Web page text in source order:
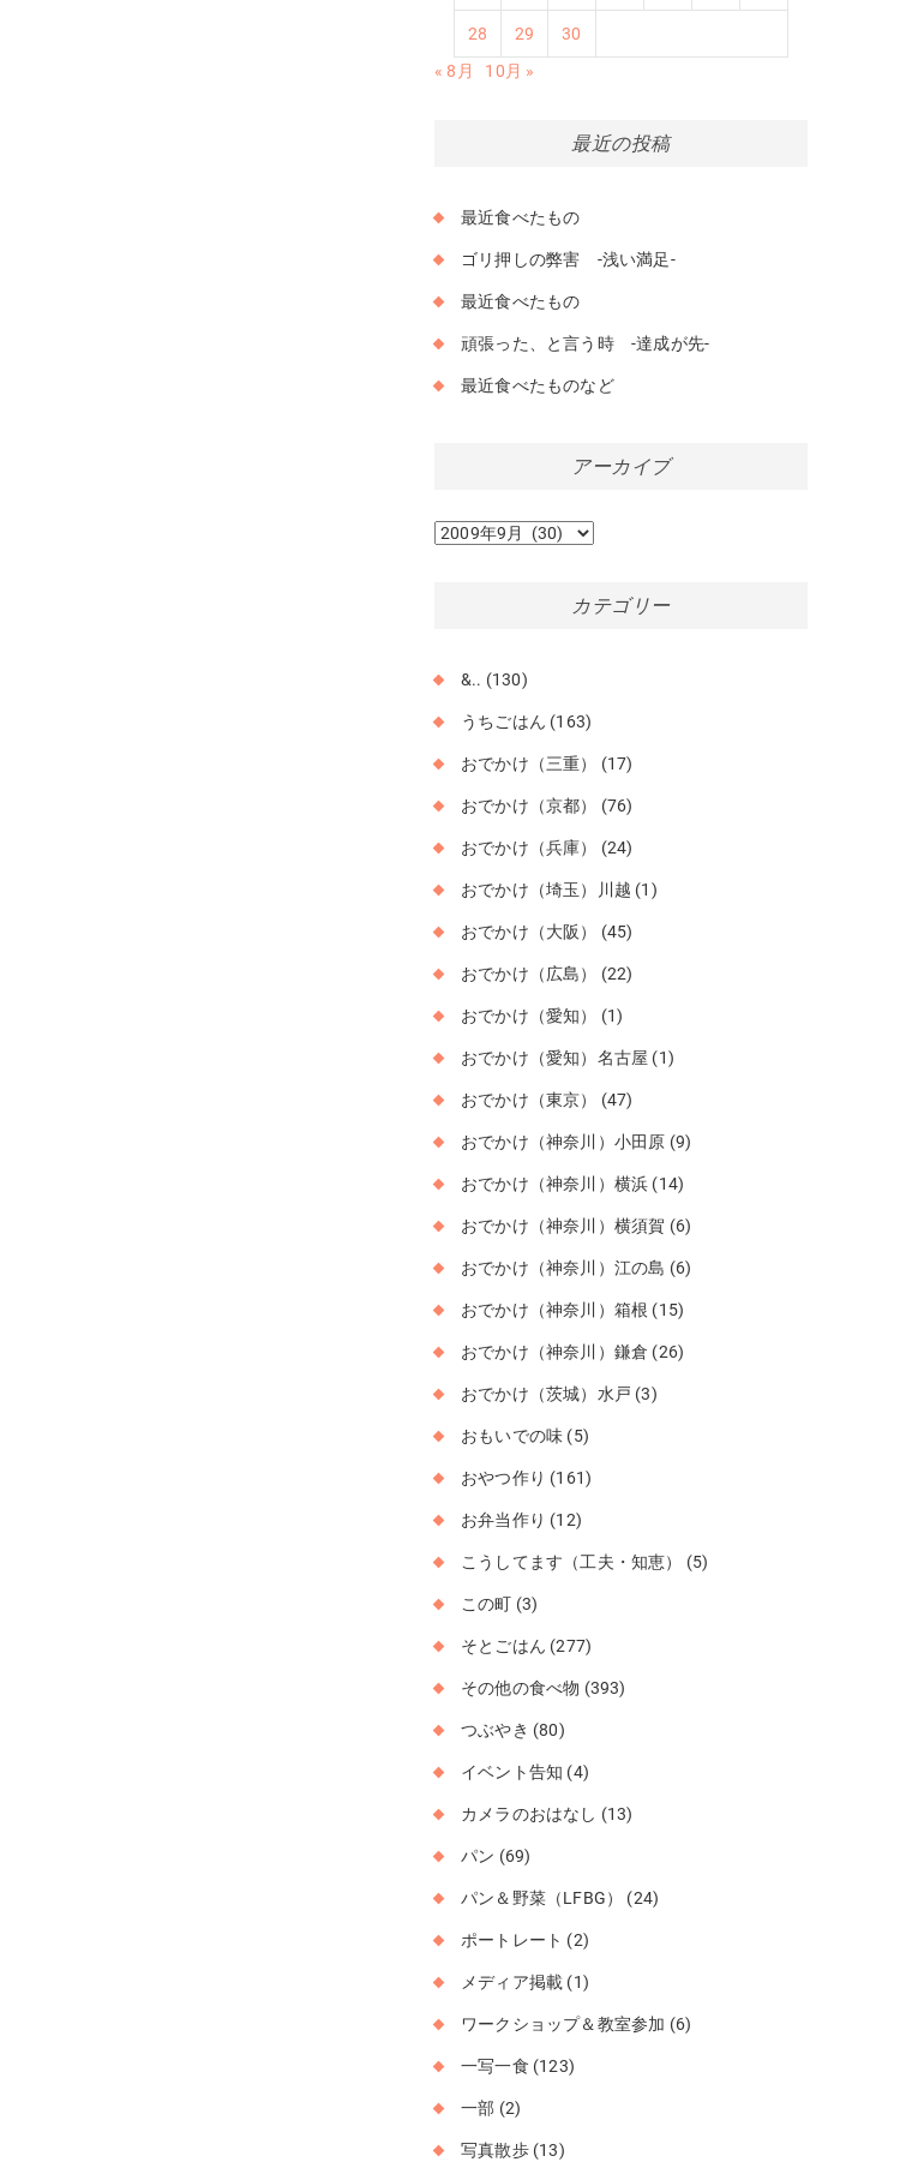
28 29
30
« 8月
10月 »
最近の投稿
最近食べたもの
ゴリ押しの弊害 -浅い満足-
最近食べたもの
頑張った、と言う時 -達成が先-
最近食べたものなど
アーカイブ
ア
カテゴリー
&.. (130)
うちごはん (163)
おでかけ（三重） (17)
おでかけ（京都） (76)
おでかけ（兵庫） (24)
おでかけ（埼玉）川越 (1)
おでかけ（大阪） (45)
おでかけ（広島） (22)
おでかけ（愛知） (1)
おでかけ（愛知）名古屋 (1)
おでかけ（東京） (47)
おでかけ（神奈川）小田原 (9)
おでかけ（神奈川）横浜 (14)
おでかけ（神奈川）横須賀 (6)
おでかけ（神奈川）江の島 (6)
おでかけ（神奈川）箱根 (15)
おでかけ（神奈川）鎌倉 (26)
おでかけ（茨城）水戸 (3)
おもいでの味 (5)
おやつ作り (161)
お弁当作り (12)
こうしてます（工夫・知恵） (5)
この町 (3)
そとごはん (277)
その他の食べ物 (393)
つぶやき (80)
イベント告知 (4)
カメラのおはなし (13)
パン (69)
パン＆野菜（LFBG） (24)
ポートレート (2)
メディア掲載 (1)
ワークショップ＆教室参加 (6)
一写一食 (123)
一部 (2)
写真散歩(13)